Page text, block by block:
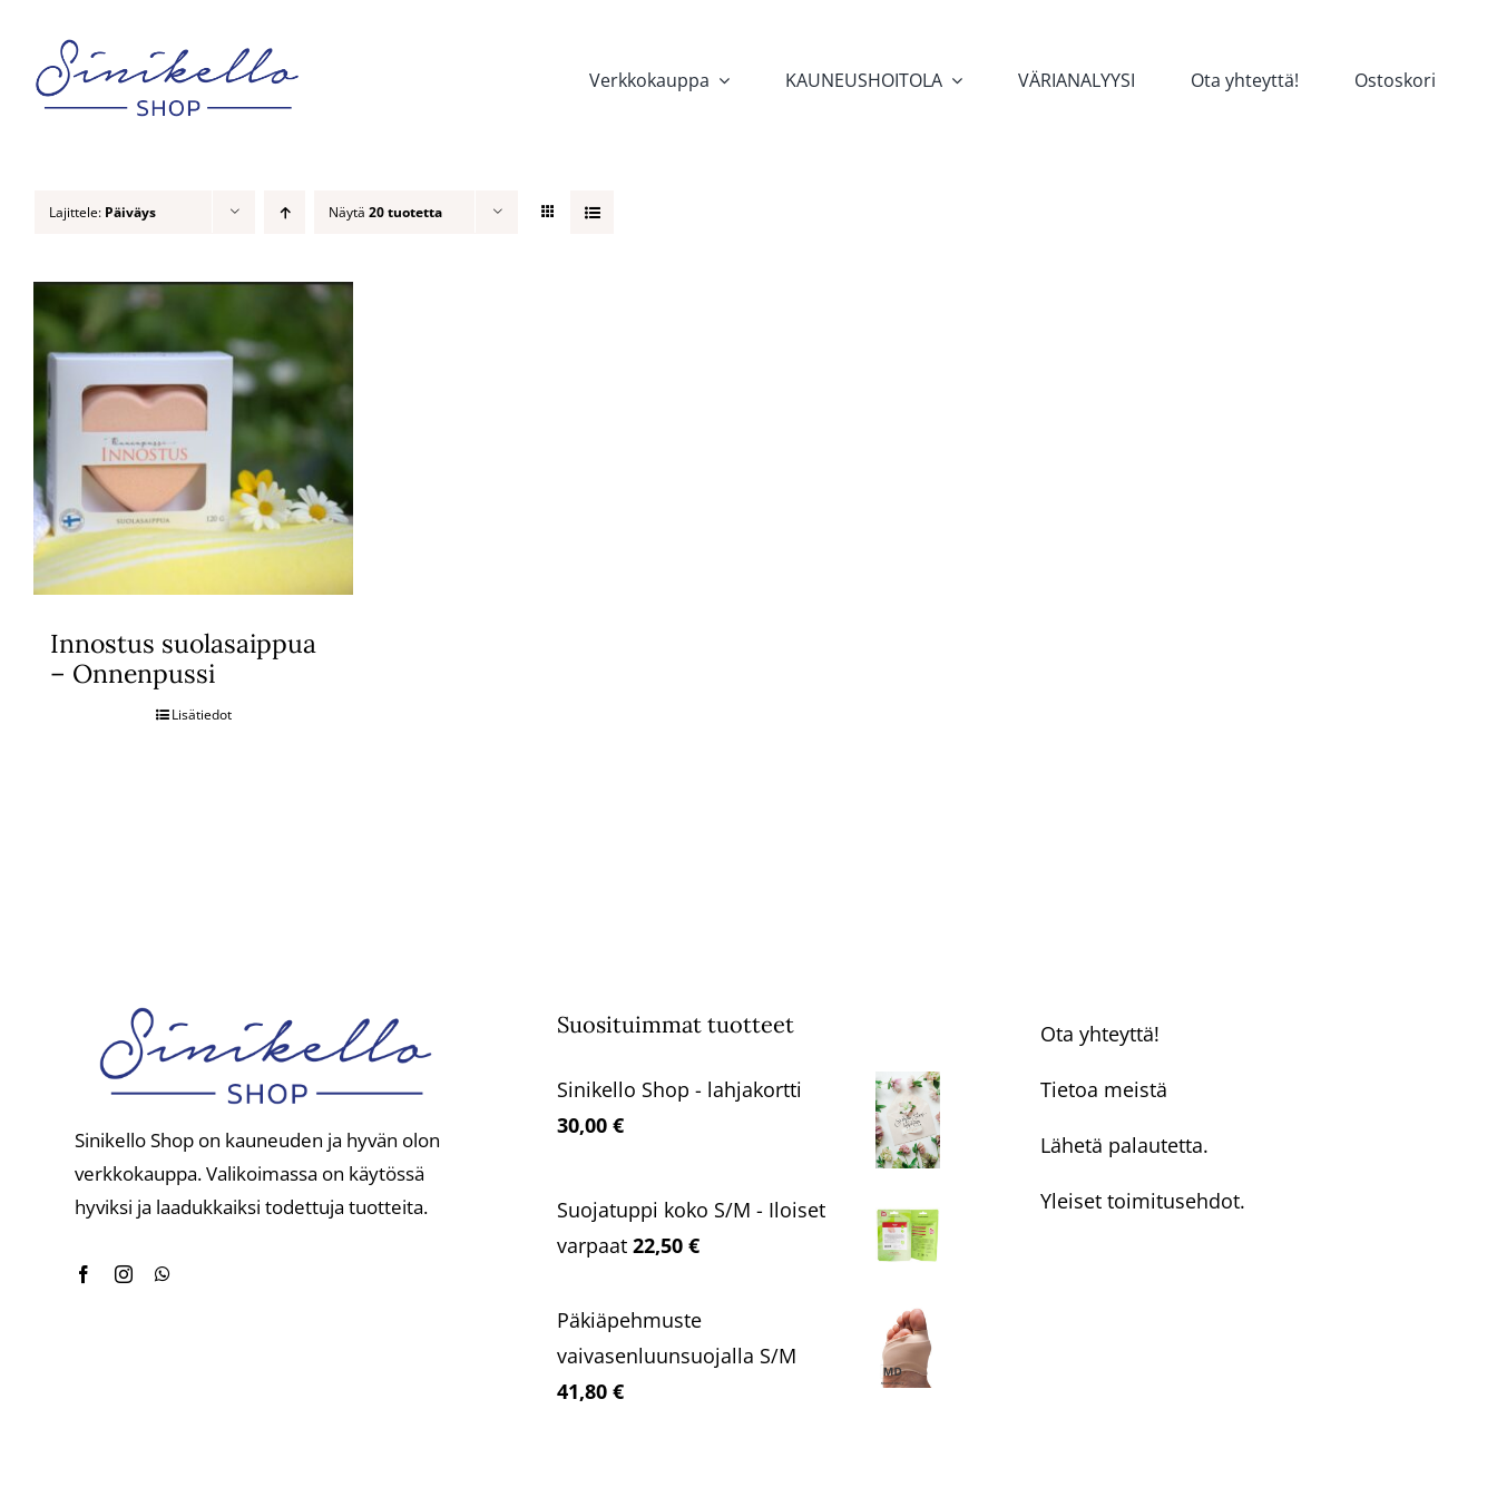
content
Verkkokauppa KAUNEUSHOITOLA VÄRIANALYYSI Ota yhteyttä! Ostoskori
Lajittele: Päiväys Näytä 20 tuotetta
Innostus suolasaippua
– Onnenpussi
Lisätiedot
Sinikello Shop on kauneuden ja hyvän olon
verkkokauppa. Valikoimassa on käytössä
hyviksi ja laadukkaiksi todettuja tuotteita.
Suosituimmat tuotteet
Sinikello Shop - lahjakortti
30,00€
Suojatuppi koko S/M - Iloiset
varpaat 22,50€
Päkiäpehmuste
vaivasenluunsuojalla S/M
41,80€
Ota yhteyttä!
Tietoa meistä
Lähetä palautetta.
Yleiset toimitusehdot.